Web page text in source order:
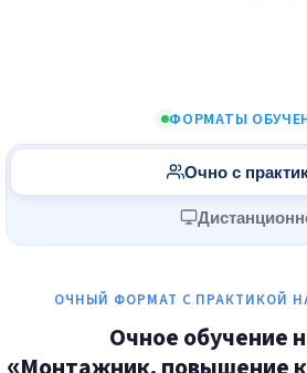
ФОРМАТЫ
Очно с
ОЧНЫЙ ФОРМАТ С ПРАКТИКОЙ
Очное обучение